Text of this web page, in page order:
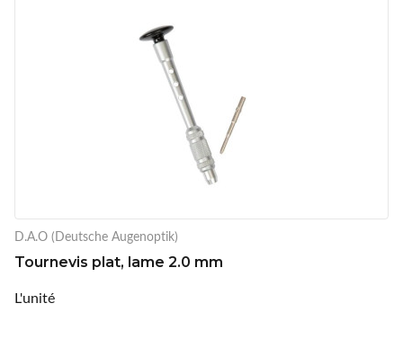
D.A.O (Deutsche Augenoptik)
Tournevis plat, lame 2.0 mm
L'unité